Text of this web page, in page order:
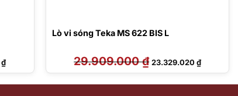
₫Giá
hiện
tại
17.600.000 ₫.
Lò vi sóng Teka MS 622 BIS L
29.909.000₫ Giá
gốc
là:
23.329.020₫Giá
hiện
tại